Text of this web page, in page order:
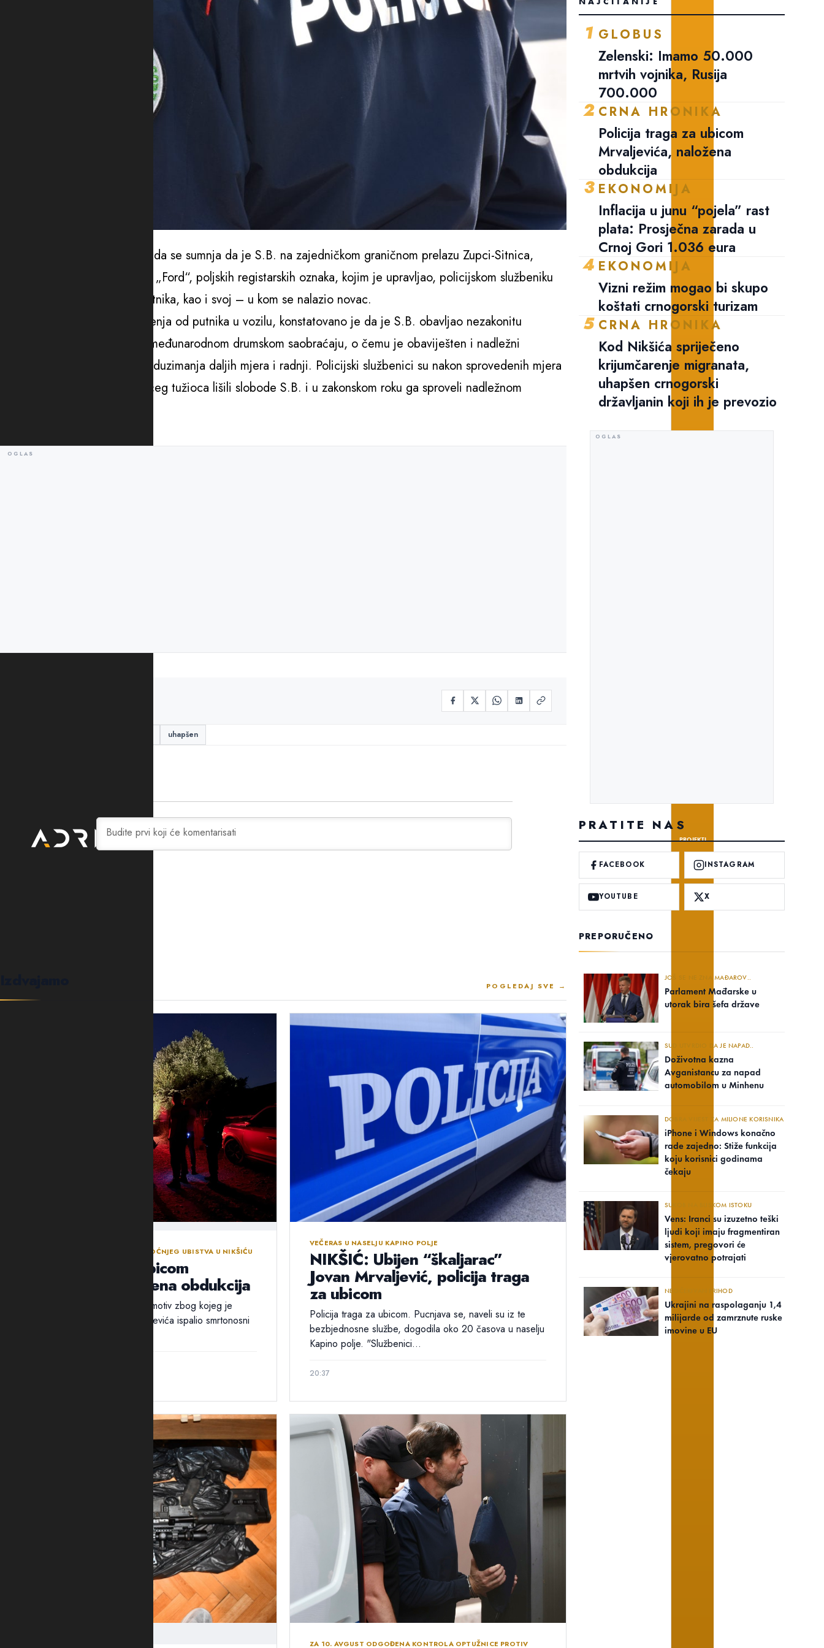
PROJEKTI
Iz Uprave policije su saopštili da se sumnja da je S.B. na zajedničkom graničnom prelazu Zupci-Sitnica,
prilikom kontrole vozila marke „Ford“, poljskih registarskih oznaka, kojim je upravljao, policijskom službeniku
na uvid dao pasoše šest saputnika, kao i svoj – u kom se nalazio novac.
“Nakon prikupljenih obavještenja od putnika u vozilu, konstatovano je da je S.B. obavljao nezakonitu
djelatnost prevoza putnika u međunarodnom drumskom saobraćaju, o čemu je obaviješten i nadležni
saobraćajni inspektor radi preduzimanja daljih mjera i radnji. Policijski službenici su nakon sprovedenih mjera
i radnji, po nalogu postupajućeg tužioca lišili slobode S.B. i u zakonskom roku ga sproveli nadležnom
uhapšen
POGLEDAJ SVE →
NASTAVLJENA ISTRAGA NAKON SINOĆNJEG UBISTVA U NIKŠIĆU
Policija traga za ubicom
Mrvaljevića, naložena obdukcija
Ni nakon 18 sati nije utvrđen ni motiv zbog kojeg je
ubica, navodno, u potiljak Mrvaljevića ispalio smrtonosni
VEČERAS U NASELJU KAPINO POLJE
NIKŠIĆ: Ubijen “škaljarac”
Jovan Mrvaljević, policija traga
za ubicom
Policija traga za ubicom. Pucnjava se, naveli su iz te
bezbjednosne službe, dogodila oko 20 časova u naselju
Kapino polje. "Službenici...
20:37
ZA 10. AVGUST ODGOĐENA KONTROLA OPTUŽNICE PROTIV
1 GLOBUS
Zelenski: Imamo 50.000
mrtvih vojnika, Rusija
700.000
2 CRNA HRONIKA
Policija traga za ubicom
Mrvaljevića, naložena
obdukcija
3 EKONOMIJA
Inflacija u junu “pojela” rast
plata: Prosječna zarada u
Crnoj Gori 1.036 eura
4 EKONOMIJA
Vizni režim mogao bi skupo
koštati crnogorski turizam
5 CRNA HRONIKA
Kod Nikšića spriječeno
krijumčarenje migranata,
uhapšen crnogorski
državljanin koji ih je prevozio
PRATITE NAS
FACEBOOK INSTAGRAM
YOUTUBE X
PREPORUČENO
JOŠ SE NE ZNA MAĐAROV..
Parlament Mađarske u
utorak bira šefa države
SUD UTVRDIO DA JE NAPAD..
Doživotna kazna
Avganistancu za napad
automobilom u Minhenu
DOBRA VIJEST ZA MILIONE KORISNIKA
iPhone i Windows konačno
rade zajedno: Stiže funkcija
koju korisnici godinama
čekaju
SUKOB NA BLISKOM ISTOKU
Vens: Iranci su izuzetno teški
ljudi koji imaju fragmentiran
sistem, pregovori će
vjerovatno potrajati
NEOČEKIVAN PRIHOD
Ukrajini na raspolaganju 1,4
milijarde od zamrznute ruske
imovine u EU